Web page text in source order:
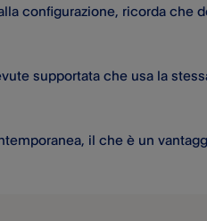
configurazione, ricorda che
supportata che usa la
il che è un